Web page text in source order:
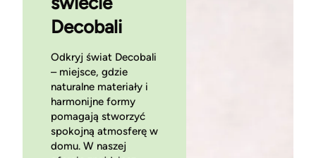
Decobali
Odkryj świat Decobali
– miejsce, gdzie
naturalne materiały i
harmonijne formy
pomagają stworzyć
spokojną atmosferę w
domu. W naszej